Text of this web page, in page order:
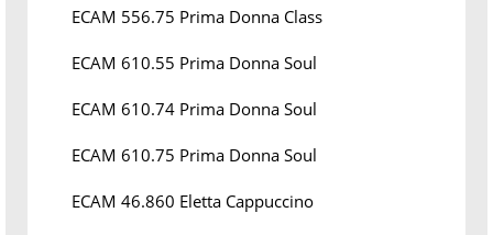
ECAM 556.75 Prima Donna Class
ECAM 610.55 Prima Donna Soul
ECAM 610.74 Prima Donna Soul
ECAM 610.75 Prima Donna Soul
ECAM 46.860 Eletta Cappuccino